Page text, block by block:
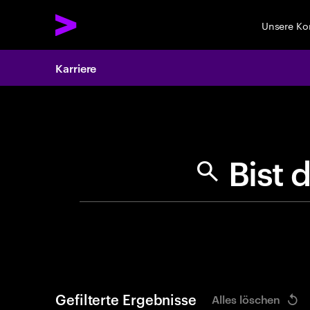
Unsere
Karriere
Gefilterte Ergebnisse Alles löschen